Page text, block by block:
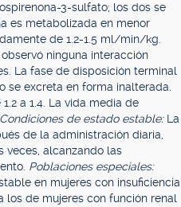
3-sulfato; los dos se
es metabolizada en menor
de 1.2-1.5 ml/min/kg.
ninguna interacción
La fase de disposición terminal
se excreta en forma inalterada.
a 1.4. La vida media de
Condiciones de estado estable: La
de la administración diaria,
veces, alcanzando las
Poblaciones especiales:
en mujeres con insuficiencia
de mujeres con función renal